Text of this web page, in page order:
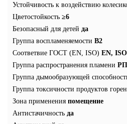
Устойчивость к воздействию
Цветостойкость ≥6
Безопасный для детей да
Группа воспламеняемости В2
Соответвие ГОСТ (EN, ISO) EN, ISO
Группа распространения пламени
Группа дымообразующей
Группа токсичности продуктов
Зона применения помещение
Антистачичность да